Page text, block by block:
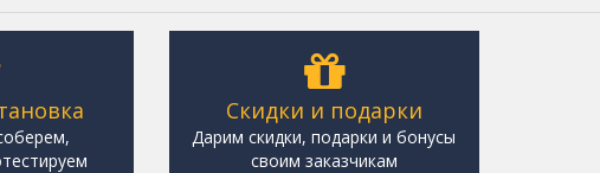
Скидки и подарки
Дарим скидки, подарки и бонусы
своим заказчикам